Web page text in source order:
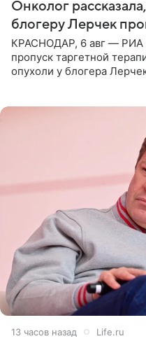
Онколог
блогеру Лерчек
КРАСНОДАР, 6 авг — РИА
пропуск таргетной
опухоли у блогера
13 часов назад Life.ru